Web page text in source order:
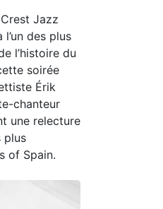
Jazz
des plus
l’histoire du
soirée
Érik
chanteur
une relecture
plus
of Spain.